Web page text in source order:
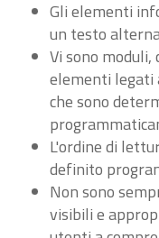
Gli elementi
un testo
Vi sono
elementi
che sono
L'ordine di
definito
Non sono
visibili e